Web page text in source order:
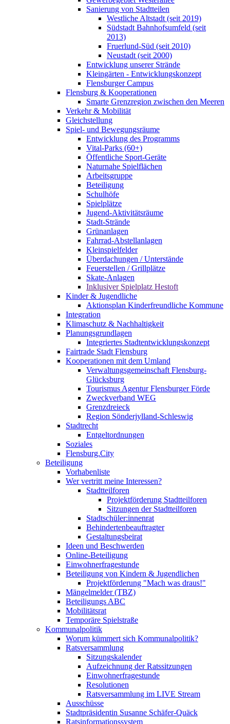
Sanierung von Stadtteilen
Westliche Altstadt (seit 2019)
Südstadt Bahnhofsumfeld (seit
2013)
Fruerlund-Süd (seit 2010)
Neustadt (seit 2000)
Entwicklung unserer Strände
Kleingärten - Entwicklungskonzept
Flensburger Campus
Flensburg & Kooperationen
Smarte Grenzregion zwischen den Meeren
Verkehr & Mobilität
Gleichstellung
Spiel- und Bewegungsräume
Entwicklung des Programms
Vital-Parks (60+)
Öffentliche Sport-Geräte
Naturnahe Spielflächen
Arbeitsgruppe
Beteiligung
Schulhöfe
Spielplätze
Jugend-Aktivitätsräume
Stadt-Strände
Grünanlagen
Fahrrad-Abstellanlagen
Kleinspielfelder
Überdachungen / Unterstände
Feuerstellen / Grillplätze
Skate-Anlagen
Inklusiver Spielplatz Hestoft
Kinder & Jugendliche
Aktionsplan Kinderfreundliche Kommune
Integration
Klimaschutz & Nachhaltigkeit
Planungsgrundlagen
Integriertes Stadtentwicklungskonzept
Fairtrade Stadt Flensburg
Kooperationen mit dem Umland
Verwaltungsgemeinschaft Flensburg-
Glücksburg
Tourismus Agentur Flensburger Förde
Zweckverband WEG
Grenzdreieck
Region Sönderjylland-Schleswig
Stadtrecht
Entgeltordnungen
Soziales
Flensburg.City
Beteiligung
Vorhabenliste
Wer vertritt meine Interessen?
Stadtteilforen
Projektförderung Stadtteilforen
Sitzungen der Stadtteilforen
Stadtschüler:innenrat
Behindertenbeauftragter
Gestaltungsbeirat
Ideen und Beschwerden
Online-Beteiligung
Einwohnerfragestunde
Beteiligung von Kindern & Jugendlichen
Projektförderung "Mach was draus!"
Mängelmelder (TBZ)
Beteiligungs ABC
Mobilitätsrat
Temporäre Spielstraße
Kommunalpolitik
Worum kümmert sich Kommunalpolitik?
Ratsversammlung
Sitzungskalender
Aufzeichnung der Ratssitzungen
Einwohnerfragestunde
Resolutionen
Ratsversammlung im LIVE Stream
Ausschüsse
Stadtpräsidentin Susanne Schäfer-Quäck
Ratsinformationssystem